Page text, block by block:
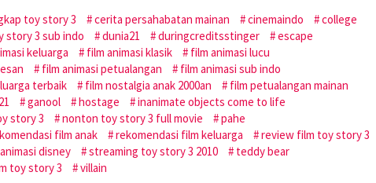
toy story 3 cerita persahabatan mainan cinemaindo
college
story 3 sub indo dunia21 duringcreditsstinger
escape
keluarga film animasi klasik
film animasi lucu
film animasi petualangan
film animasi sub indo
terbaik film nostalgia anak 2000an
film petualangan mainan
ganool hostage
inanimate objects come to life
story 3 nonton toy story 3 full movie
pahe
film anak rekomendasi film keluarga
review film toy story 3
disney streaming toy story 3 2010
teddy bear
toy story 3
villain